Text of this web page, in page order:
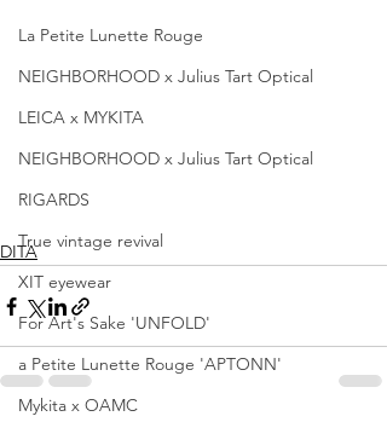
La Petite Lunette Rouge
NEIGHBORHOOD x Julius Tart Optical
LEICA x MYKITA
NEIGHBORHOOD x Julius Tart Optical
RIGARDS
True vintage revival
XIT eyewear
For Art's Sake 'UNFOLD'
a Petite Lunette Rouge 'APTONN'
Mykita x OAMC
DITA